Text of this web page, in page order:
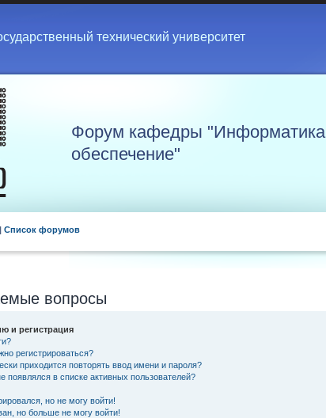
технический университет
Форум кафедры
обеспечение"
| Список форумов
вопросы
и регистрация
регистрироваться?
приходится повторять ввод имени и пароля?
появлялся в списке активных пользователей?
но не могу войти!
но больше не могу войти!